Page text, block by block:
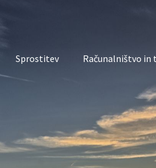
Sprostitev Računalništvo in